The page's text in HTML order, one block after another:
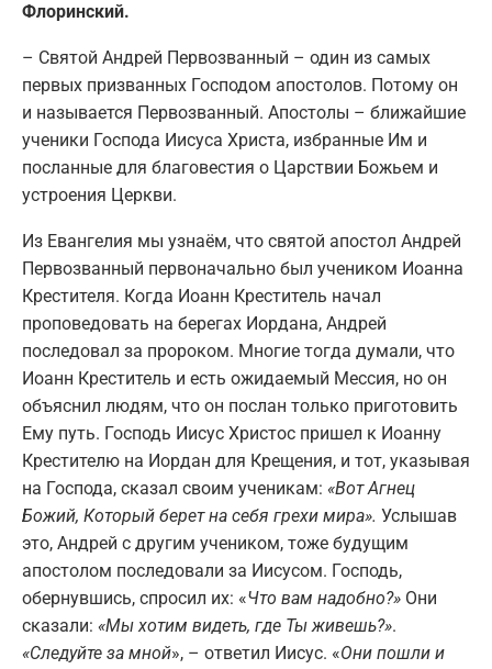
Флоринский.
– Святой Андрей Первозванный – один из самых
первых призванных Господом апостолов. Потому он
и называется Первозванный. Апостолы – ближайшие
ученики Господа Иисуса Христа, избранные Им и
посланные для благовестия о Царствии Божьем и
устроения Церкви.
Из Евангелия мы узнаём, что святой апостол Андрей
Первозванный первоначально был учеником Иоанна
Крестителя. Когда Иоанн Креститель начал
проповедовать на берегах Иордана, Андрей
последовал за пророком. Многие тогда думали, что
Иоанн Креститель и есть ожидаемый Мессия, но он
объяснил людям, что он послан только приготовить
Ему путь. Господь Иисус Христос пришел к Иоанну
Крестителю на Иордан для Крещения, и тот, указывая
на Господа, сказал своим ученикам: «Вот Агнец
Божий, Который берет на себя грехи мира». Услышав
это, Андрей с другим учеником, тоже будущим
апостолом последовали за Иисусом. Господь,
обернувшись, спросил их: «Что вам надобно?» Они
сказали: «Мы хотим видеть, где Ты живешь?».
«Следуйте за мной», – ответил Иисус. «Они пошли и